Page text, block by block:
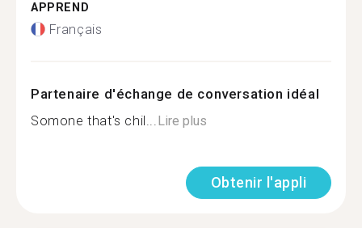
APPREND
Français
Partenaire d'échange de conversation idéal
Somone that's chil... Lire plus
Obtenir l'appli